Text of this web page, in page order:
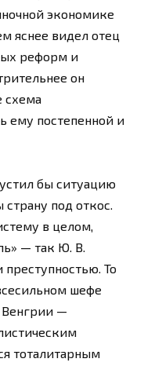
экономике
яснее видел отец
реформ и
он
схема
ему постепенной и
бы ситуацию
под откос.
в целом,
— так Ю. В.
То
шефе
Венгрии —
тоталитарным